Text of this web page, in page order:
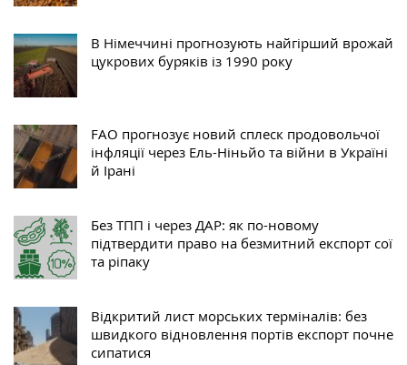
В Німеччині прогнозують найгірший врожай
цукрових буряків із 1990 року
FAO прогнозує новий сплеск продовольчої
інфляції через Ель-Ніньйо та війни в Україні
й Ірані
Без ТПП і через ДАР: як по-новому
підтвердити право на безмитний експорт сої
та ріпаку
Відкритий лист морських терміналів: без
швидкого відновлення портів експорт почне
сипатися